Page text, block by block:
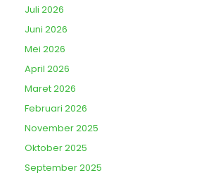
Juli 2026
Juni 2026
Mei 2026
April 2026
Maret 2026
Februari 2026
November 2025
Oktober 2025
September 2025